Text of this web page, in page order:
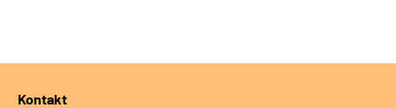
Kontakt